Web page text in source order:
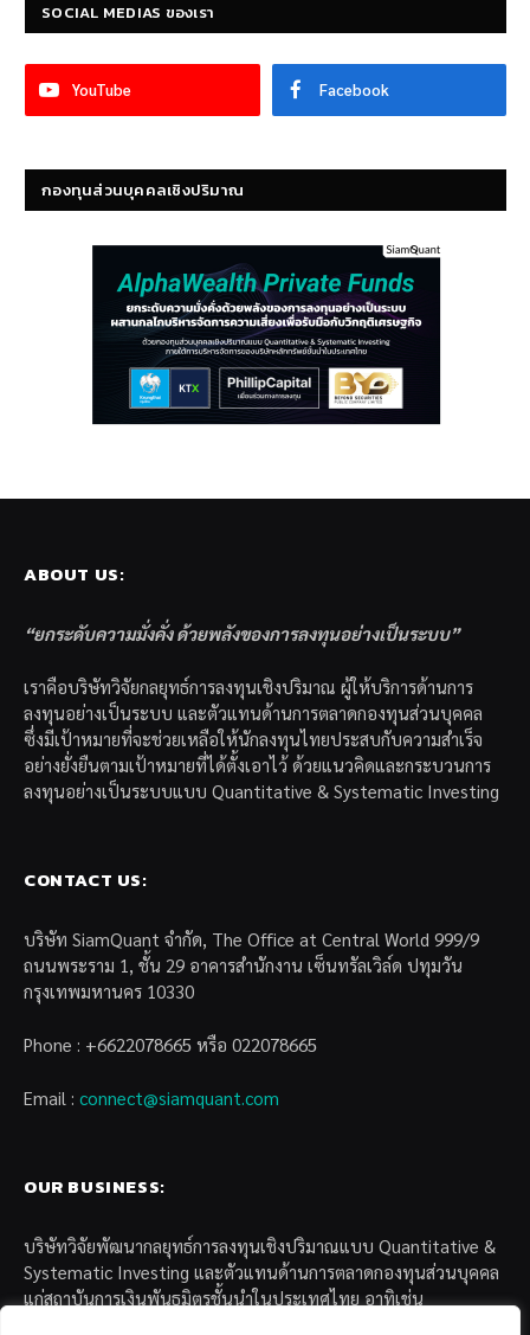
SOCIAL MEDIAS ของเรา
YouTube Facebook
กองทุนส่วนบุคคลเชิงปริมาณ
ABOUT US:
“ยกระดับความมั่งคั่ง ด้วยพลังของการลงทุนอย่างเป็นระบบ”
เราคือบริษัทวิจัยกลยุทธ์การลงทุนเชิงปริมาณ ผู้ให้บริการด้านการ
ลงทุนอย่างเป็นระบบ และตัวแทนด้านการตลาดกองทุนส่วนบุคคล
ซึ่งมีเป้าหมายที่จะช่วยเหลือให้นักลงทุนไทยประสบกับความสำเร็จ
อย่างยั่งยืนตามเป้าหมายที่ได้ตั้งเอาไว้ ด้วยแนวคิดและกระบวนการ
ลงทุนอย่างเป็นระบบแบบ Quantitative & Systematic Investing
CONTACT US:
บริษัท SiamQuant จำกัด, The Office at Central World 999/9
ถนนพระราม 1, ชั้น 29 อาคารสำนักงาน เซ็นทรัลเวิล์ด ปทุมวัน
กรุงเทพมหานคร 10330
Phone : +6622078665 หรือ 022078665
Email : connect@siamquant.com
OUR BUSINESS:
บริษัทวิจัยพัฒนากลยุทธ์การลงทุนเชิงปริมาณแบบ Quantitative &
Systematic Investing และตัวแทนด้านการตลาดกองทุนส่วนบุคคล
แก่สถาบันการเงินพันธมิตรชั้นนำในประเทศไทย อาทิเช่น